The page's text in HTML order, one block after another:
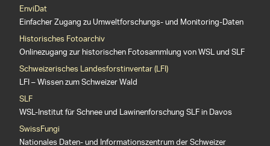
EnviDat
Einfacher Zugang zu Umweltforschungs- und Monitoring-Daten
Historisches Fotoarchiv
Onlinezugang zur historischen Fotosammlung von WSL und SLF
Schweizerisches Landesforstinventar (LFI)
LFI – Wissen zum Schweizer Wald
SLF
WSL-Institut für Schnee und Lawinenforschung SLF in Davos
SwissFungi